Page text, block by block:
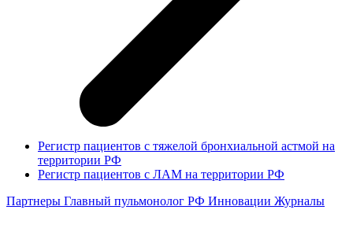
Регистр пациентов с тяжелой бронхиальной астмой на
территории РФ
Регистр пациентов с ЛАМ на территории РФ
Партнеры Главный пульмонолог РФ Инновации Журналы